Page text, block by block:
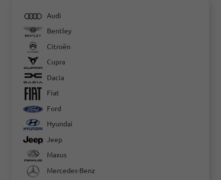
Audi
Bentley
Citroën
Cupra
Dacia
Fiat
Ford
Hyundai
Jeep
Maxus
Mercedes-Benz